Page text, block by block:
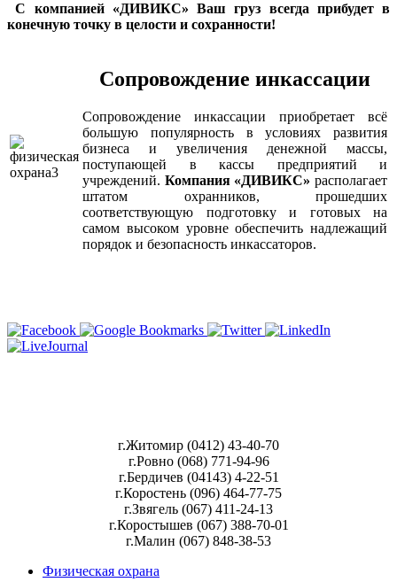
С компанией «ДИВИКС» Ваш груз всегда прибудет в
конечную точку в целости и сохранности!
Сопровождение инкассации
Сопровождение инкассации приобретает всё
большую популярность в условиях развития
бизнеса и увеличения денежной массы,
поступающей в кассы предприятий и
учреждений. Компания «ДИВИКС» располагает
штатом охранников, прошедших
соответствующую подготовку и готовых на
самом высоком уровне обеспечить надлежащий
порядок и безопасность инкассаторов.
г.Житомир (0412) 43-40-70
г.Ровно (068) 771-94-96
г.Бердичев (04143) 4-22-51
г.Коростень (096) 464-77-75
г.Звягель (067) 411-24-13
г.Коростышев (067) 388-70-01
г.Малин (067) 848-38-53
Физическая охрана